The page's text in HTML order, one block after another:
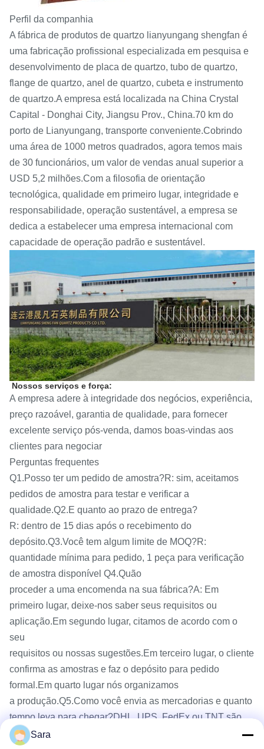
Perfil da companhia
A fábrica de produtos de quartzo lianyungang shengfan é
uma fabricação profissional especializada em pesquisa e
desenvolvimento de placa de quartzo, tubo de quartzo,
flange de quartzo, anel de quartzo, cubeta e instrumento
de quartzo.A empresa está localizada na China Crystal
Capital - Donghai City, Jiangsu Prov., China.70 km do
porto de Lianyungang, transporte conveniente.Cobrindo
uma área de 1000 metros quadrados, agora temos mais
de 30 funcionários, um valor de vendas anual superior a
USD 5,2 milhões.Com a filosofia de orientação
tecnológica, qualidade em primeiro lugar, integridade e
responsabilidade, operação sustentável, a empresa se
dedica a estabelecer uma empresa internacional com
capacidade de operação padrão e sustentável.
Nossos serviços e força:
A empresa adere à integridade dos negócios, experiência,
preço razoável, garantia de qualidade, para fornecer
excelente serviço pós-venda, damos boas-vindas aos
clientes para negociar
Perguntas frequentes
Q1.Posso ter um pedido de amostra?R: sim, aceitamos
pedidos de amostra para testar e verificar a
qualidade.Q2.E quanto ao prazo de entrega?
R: dentro de 15 dias após o recebimento do
depósito.Q3.Você tem algum limite de MOQ?R:
quantidade mínima para pedido, 1 peça para verificação
de amostra disponível Q4.Quão
proceder a uma encomenda na sua fábrica?A: Em
primeiro lugar, deixe-nos saber seus requisitos ou
aplicação.Em segundo lugar, citamos de acordo com o
seu
requisitos ou nossas sugestões.Em terceiro lugar, o cliente
confirma as amostras e faz o depósito para pedido
formal.Em quarto lugar nós organizamos
a produção.Q5.Como você envia as mercadorias e quanto
tempo leva para chegar?DHL, UPS, FedEx ou TNT são
opcionais para pequenos
Sara